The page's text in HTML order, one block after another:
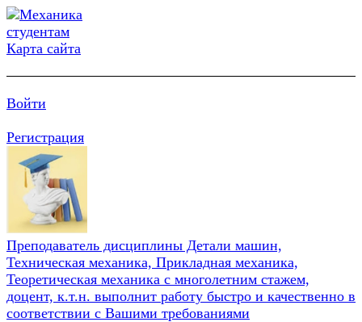
Карта сайта
Войти
Регистрация
Преподаватель дисциплины Детали машин,
Техническая механика, Прикладная механика,
Теоретическая механика с многолетним стажем,
доцент, к.т.н. выполнит работу быстро и качественно в
соответствии с Вашими требованиями